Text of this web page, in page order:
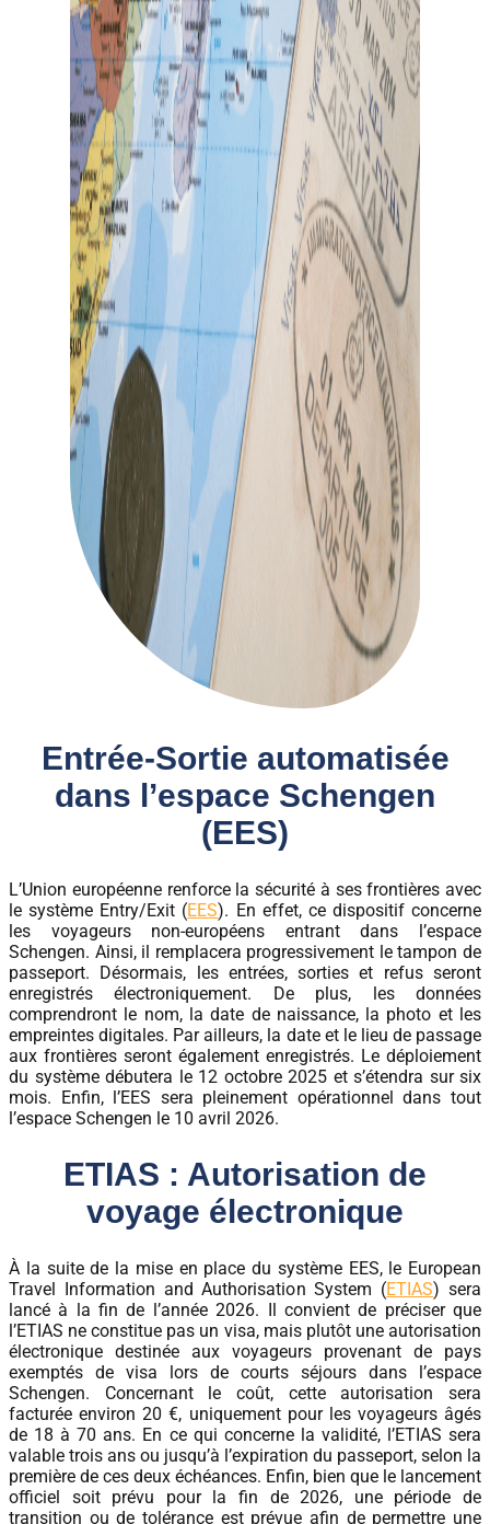
Entrée-Sortie automatisée
dans l’espace Schengen
(EES)
L’Union européenne renforce la sécurité à ses frontières avec
le système Entry/Exit (EES). En effet, ce dispositif concerne
les voyageurs non-européens entrant dans l’espace
Schengen. Ainsi, il remplacera progressivement le tampon de
passeport. Désormais, les entrées, sorties et refus seront
enregistrés électroniquement. De plus, les données
comprendront le nom, la date de naissance, la photo et les
empreintes digitales. Par ailleurs, la date et le lieu de passage
aux frontières seront également enregistrés. Le déploiement
du système débutera le 12 octobre 2025 et s’étendra sur six
mois. Enfin, l’EES sera pleinement opérationnel dans tout
l’espace Schengen le 10 avril 2026.
ETIAS : Autorisation de
voyage électronique
À la suite de la mise en place du système EES, le European
Travel Information and Authorisation System (ETIAS) sera
lancé à la fin de l’année 2026. Il convient de préciser que
l’ETIAS ne constitue pas un visa, mais plutôt une autorisation
électronique destinée aux voyageurs provenant de pays
exemptés de visa lors de courts séjours dans l’espace
Schengen. Concernant le coût, cette autorisation sera
facturée environ 20 €, uniquement pour les voyageurs âgés
de 18 à 70 ans. En ce qui concerne la validité, l’ETIAS sera
valable trois ans ou jusqu’à l’expiration du passeport, selon la
première de ces deux échéances. Enfin, bien que le lancement
officiel soit prévu pour la fin de 2026, une période de
transition ou de tolérance est prévue afin de permettre une